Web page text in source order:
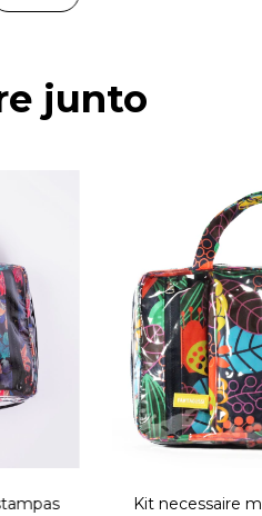
junto
Kit necessaire